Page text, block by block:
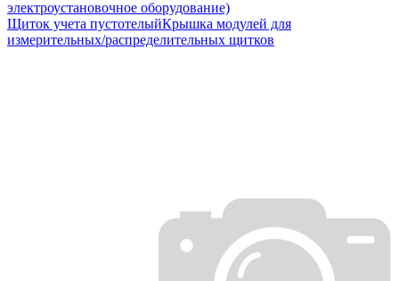
электроустановочное оборудование)
Щиток учета пустотелыйКрышка модулей для
измерительных/распределительных щитков